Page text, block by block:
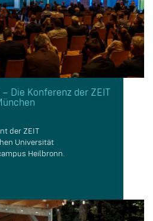
Die Konferenz der ZEIT
der ZEIT
Universität
Heilbronn.